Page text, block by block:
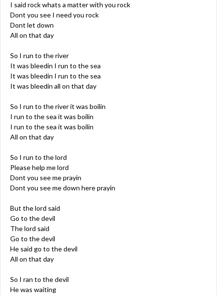
I said rock whats a matter with you rock
Dont you see I need you rock
Dont let down
All on that day
So I run to the river
It was bleedin I run to the sea
It was bleedin I run to the sea
It was bleedin all on that day
So I run to the river it was boilin
I run to the sea it was boilin
I run to the sea it was boilin
All on that day
So I run to the lord
Please help me lord
Dont you see me prayin
Dont you see me down here prayin
But the lord said
Go to the devil
The lord said
Go to the devil
He said go to the devil
All on that day
So I ran to the devil
He was waiting